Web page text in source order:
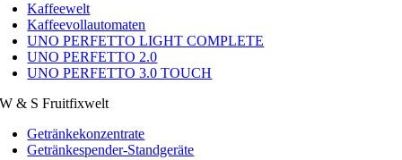
Kaffeewelt
Kaffeevollautomaten
UNO PERFETTO LIGHT COMPLETE
UNO PERFETTO 2.0
UNO PERFETTO 3.0 TOUCH
W & S Fruitfixwelt
Getränkekonzentrate
Getränkespender-Standgeräte